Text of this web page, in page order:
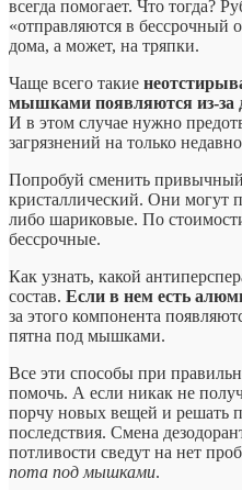
всегда помогает. Что тогда?
«отправляются в бессрочный
дома, а может, на тряпки.
Чаще всего такие
мышками появляются из-за
И в этом случае нужно
загрязнений на только
Попробуй сменить привычный
кристаллический. Они могут
либо шариковые. По
бессрочные.
Как узнать, какой
состав. Если в нем есть
за этого компонента
пятна под мышками.
Все эти способы при
помочь. А если никак не
порчу новых вещей и решать
последствия. Смена
потливости сведут на нет
пота под мышками.